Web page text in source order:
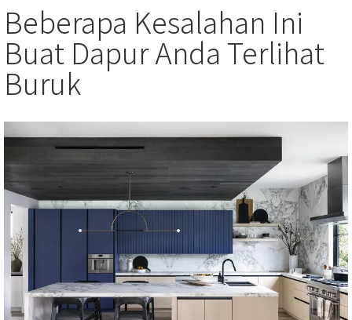
Beberapa Kesalahan Ini
Buat Dapur Anda Terlihat
Buruk